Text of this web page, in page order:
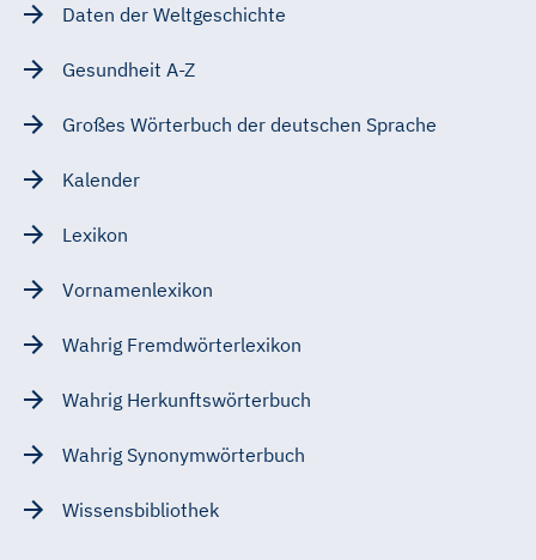
Daten der Weltgeschichte
Gesundheit A-Z
Großes Wörterbuch der deutschen Sprache
Kalender
Lexikon
Vornamenlexikon
Wahrig Fremdwörterlexikon
Wahrig Herkunftswörterbuch
Wahrig Synonymwörterbuch
Wissensbibliothek